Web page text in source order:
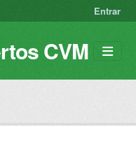
Entrar
CVM